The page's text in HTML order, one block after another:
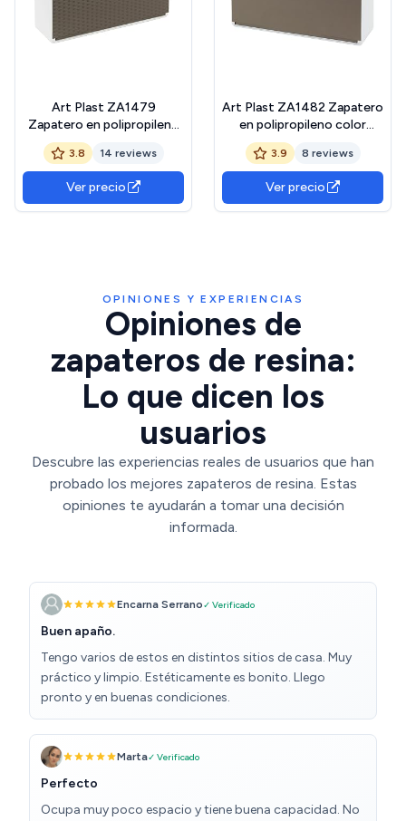
Art Plast ZA1479
Zapatero en polipropileno
color marrón ACABADO
RATTAN, Tórtola, Blanco,
Grande
3.8 14 reviews
Ver precio
Art Plast ZA1482 Zapatero
en polipropileno color
marrón, 40,1x51x17,3
3.9 8 reviews
Ver precio
OPINIONES Y EXPERIENCIAS
Opiniones de
zapateros de resina:
Lo que dicen los
usuarios
Descubre las experiencias reales de usuarios que han
probado los mejores zapateros de resina. Estas
opiniones te ayudarán a tomar una decisión
informada.
Encarna Serrano✓ Verificado
Buen apaño.
Tengo varios de estos en distintos sitios de casa. Muy
práctico y limpio. Estéticamente es bonito. Llego
pronto y en buenas condiciones.
Marta✓ Verificado
Perfecto
Ocupa muy poco espacio y tiene buena capacidad. No